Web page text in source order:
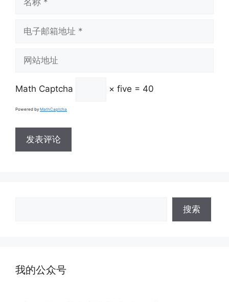
址
址
Math Captcha × five = 40
Powered by MathCaptcha
搜索
我的公众号